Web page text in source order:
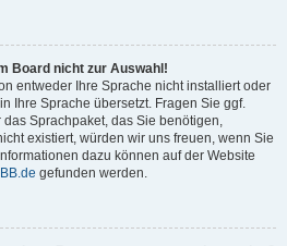
Board nicht zur Auswahl!
entweder Ihre Sprache nicht installiert oder
Ihre Sprache übersetzt. Fragen Sie ggf.
Sprachpaket, das Sie benötigen,
existiert, würden wir uns freuen, wenn Sie
dazu können auf der Website
gefunden werden.